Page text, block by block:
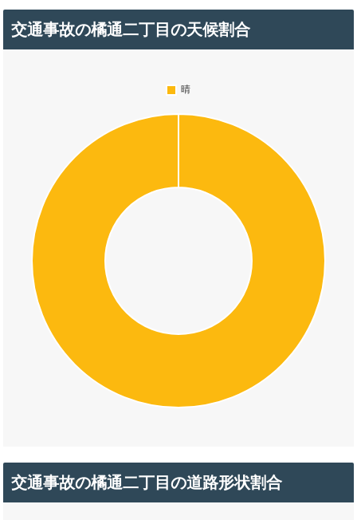
交通事故の橘通二丁目の天候割合
交通事故の橘通二丁目の道路形状割合